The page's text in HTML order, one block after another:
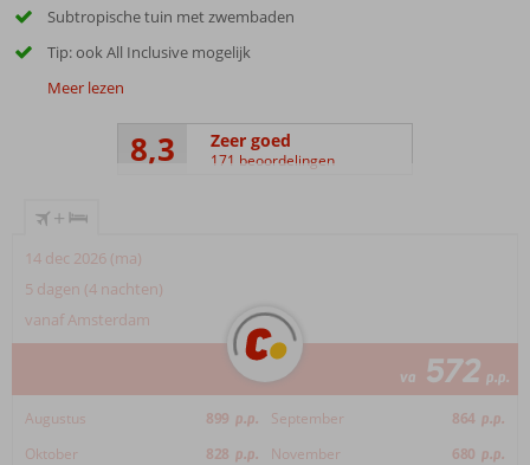
Subtropische tuin met zwembaden
Tip: ook All Inclusive mogelijk
Meer lezen
8,3 Zeer goed
171 beoordelingen
+
14 dec 2026 (ma)
5 dagen (4 nachten)
vanaf Amsterdam
va 572 p.p.
Augustus 899 p.p. September 864 p.p.
Oktober
828 p.p. November 680 p.p.